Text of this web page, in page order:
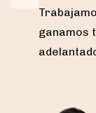
ganamos